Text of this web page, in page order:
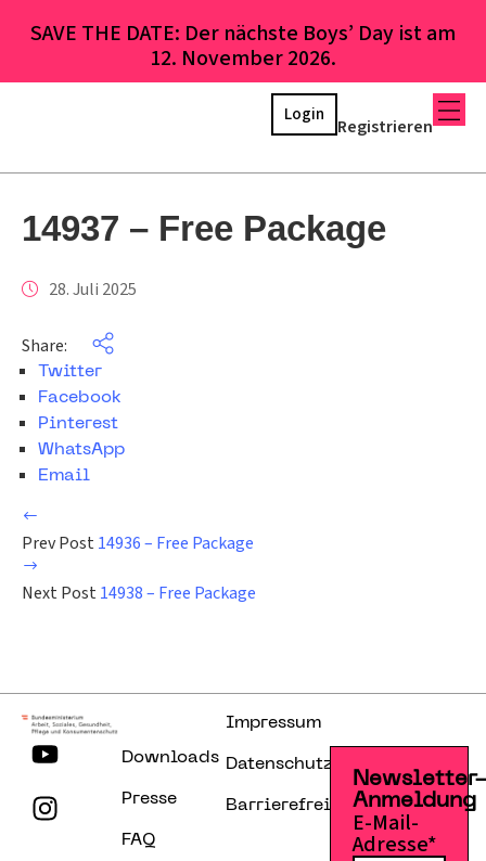
SAVE THE DATE: Der nächste Boys’ Day ist am
12. November 2026.
Registrieren
Login
14937 – Free Package
28. Juli 2025
Share:
Twitter
Facebook
Pinterest
WhatsApp
Email
Prev Post 14936 – Free Package
Next Post 14938 – Free Package
Downloads
Presse
FAQ
Impressum
Datenschutzerklärung
Barrierefreiheitserklärung
Anmeldung
E-Mail-
Adresse*